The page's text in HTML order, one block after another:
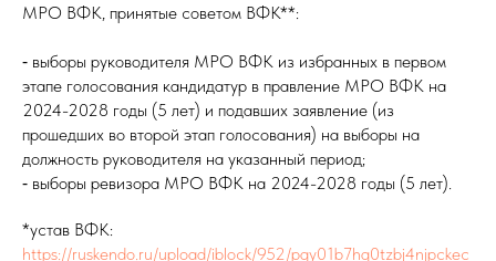
МРО ВФК, принятые советом ВФК**:
⁃ выборы руководителя МРО ВФК из избранных в первом
этапе голосования кандидатур в правление МРО ВФК на
2024-2028 годы (5 лет) и подавших заявление (из
прошедших во второй этап голосования) на выборы на
должность руководителя на указанный период;
⁃ выборы ревизора МРО ВФК на 2024-2028 годы (5 лет).
*устав ВФК:
https://ruskendo.ru/upload/iblock/952/pgy01b7hg0tzbj4njpckec